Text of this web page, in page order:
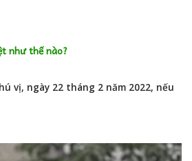
như thế nào?
vị, ngày 22 tháng 2 năm 2022, nếu